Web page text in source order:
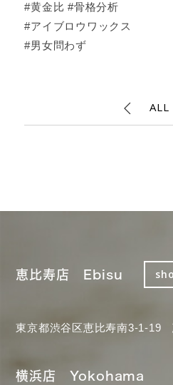
#黄金比 #骨格分析
#アイブロウワックス
#男女問わず
ALL
恵比寿店 Ebisu
東京都渋谷区恵比寿南3-1-19
横浜店 Yokohama